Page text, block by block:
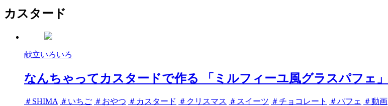
カスタード
献立いろいろ
なんちゃってカスタードで作る 「ミルフィーユ風グラスパフェ」
タ
＃SHIMA ＃いちご ＃おやつ ＃カスタード ＃クリスマス ＃スイーツ ＃チョコレート ＃パフェ ＃動画